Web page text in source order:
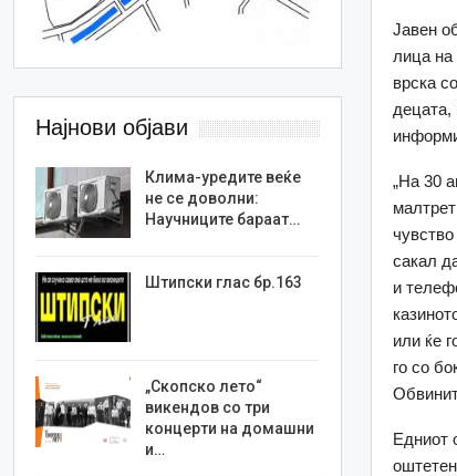
Јавен
лица на
врска
децата,
„На 30
сакал
и
или ќе
го со
Едниот
Најнови објави
Клима-уредите веќе
не се доволни:
Научниците бараат…
Штипски глас бр.163
„Скопско лето“
викендов со три
концерти на домашни
и…